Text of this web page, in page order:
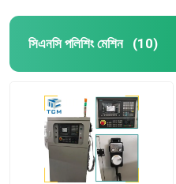
সিএনসি পলিশিং মেশিন (10)